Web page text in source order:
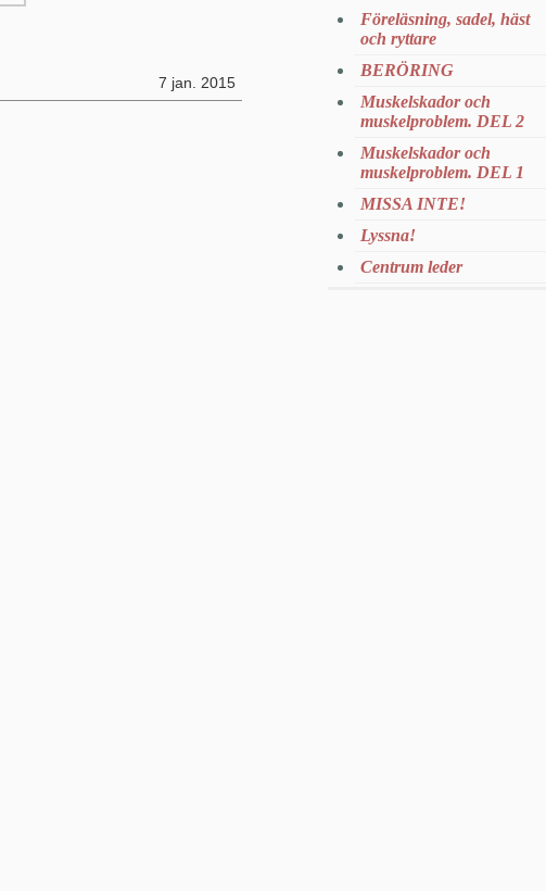
7 jan. 2015
Föreläsning, sadel, häst
och ryttare
BERÖRING
Muskelskador och
muskelproblem. DEL 2
Muskelskador och
muskelproblem. DEL 1
MISSA INTE!
Lyssna!
Centrum leder